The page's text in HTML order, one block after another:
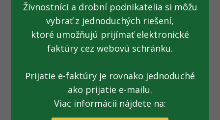
dočasného uskladnenia tovaru na vnútroštátnej úrovni.
Systém DUT zabezpečí evidenciu tovaru v dočasnom
uskladnení, kontrolu existencie vyhlásenia na dočasné
uskladnenie pri následnom konaní, odpis tovaru z
dočasného uskladnenia a správu schválených miest na
uskladnenie.
Živnostníci a drobní podnikatelia si môžu
vybrať z jednoduchých riešení,
ktoré umožňujú prijímať elektronické
faktúry cez webovú schránku.
Prijatie e-faktúry je rovnako jednoduché
ako prijatie e-mailu.
Viac informácii nájdete na: